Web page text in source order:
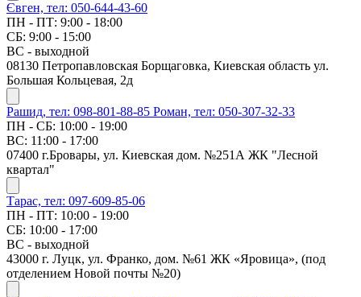
Євген, тел: 050-644-43-60
ПН - ПТ: 9:00 - 18:00
СБ: 9:00 - 15:00
ВС - выходной
08130 Петропавловская Борщаговка, Киевская область ул.
Большая Кольцевая, 2д
Рашид, тел: 098-801-88-85 Роман, тел: 050-307-32-33
ПН - СБ: 10:00 - 19:00
ВС: 11:00 - 17:00
07400 г.Бровары, ул. Киевская дом. №251А ЖК "Лесной
квартал"
Тарас, тел: 097-609-85-06
ПН - ПТ: 10:00 - 19:00
СБ: 10:00 - 17:00
ВС - выходной
43000 г. Луцк, ул. Франко, дом. №61 ЖК «Яровица», (под
отделением Новой почты №20)